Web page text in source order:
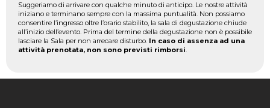
Suggeriamo di arrivare con qualche minuto di anticipo. Le nostre attività
iniziano e terminano sempre con la massima puntualità. Non possiamo
consentire l’ingresso oltre l’orario stabilito, la sala di degustazione chiude
all’inizio dell’evento. Prima del termine della degustazione non è possibile
lasciare la Sala per non arrecare disturbo. In caso di assenza ad una
attività prenotata, non sono previsti rimborsi.